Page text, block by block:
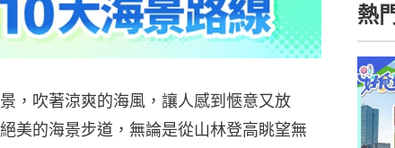
，吹著涼爽的海風，讓人感到愜意又放
美的海景步道，無論是從山林登高眺望無
熱